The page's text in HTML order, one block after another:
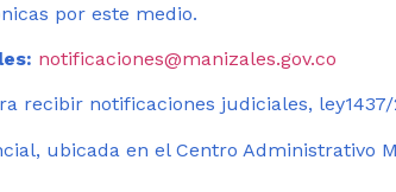
por este medio.
notificaciones@manizales.gov.co
recibir notificaciones judiciales, ley1437/
ubicada en el Centro Administrativo